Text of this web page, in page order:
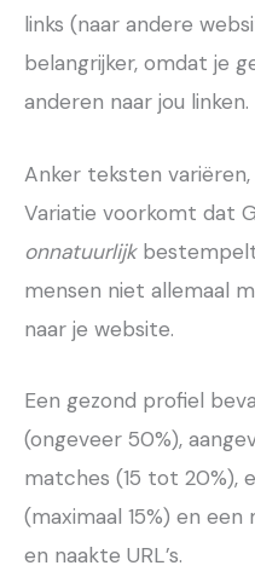
links (naar andere
belangrijker, omdat je
anderen naar jou linken.
Anker teksten
Variatie voorkomt dat
onnatuurlijk
mensen niet allemaal
naar je website.
Een gezond profiel
(ongeveer 50%),
matches (15 tot 20%),
(maximaal 15%) en
en naakte URL’s.